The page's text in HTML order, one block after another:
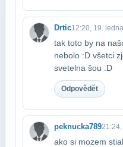
Drtic12:20, 19.
tak toto by na
nebolo :D všetci
svetelna šou :D
Odpovědět
peknucka789
ako si mozem